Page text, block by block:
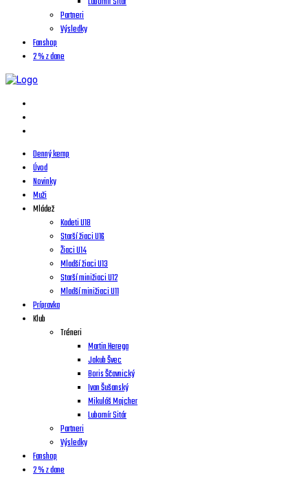
Partneri
Výsledky
Fanshop
2 % z dane
Denný kemp
Úvod
Novinky
Muži
Mládež
Kadeti U18
Starší žiaci U16
Žiaci U14
Mladší žiaci U13
Starší minižiaci U12
Mladší minižiaci U11
Prípravka
Klub
Tréneri
Martin Herega
Jakub Švec
Boris Ščavnický
Ivan Šušanský
Mikuláš Majcher
Lubomír Sitár
Partneri
Výsledky
Fanshop
2 % z dane